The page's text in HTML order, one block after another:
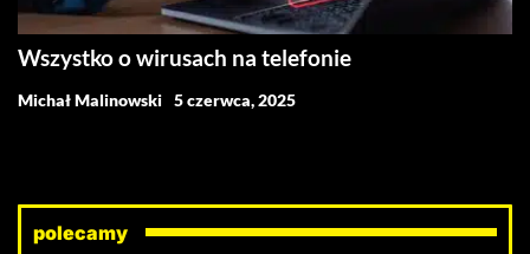
Wszystko o wirusach na telefonie
Michał Malinowski 5 czerwca, 2025
polecamy